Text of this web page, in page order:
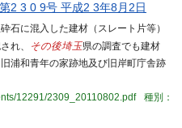
2 3 0 9号 平成2 3年8月2日
石に混入した建材（スレート片等）
れ、
その後埼玉県の調査でも建材
浦和青年の家跡地及び旧岸町庁舎跡
12291/2309_20110802.pdf
種別：